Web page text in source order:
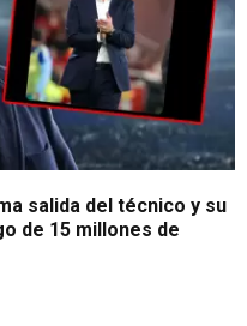
salida del técnico y su
de 15 millones de